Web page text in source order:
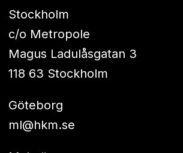
Stockholm
c/o Metropole
Magus Ladulåsgatan 3
118 63 Stockholm
Göteborg
ml@hkm.se